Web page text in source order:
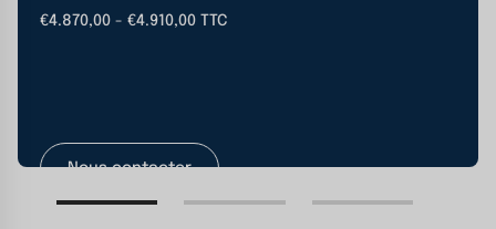
€4.870,00 - €4.910,00 TTC
Nous contacter